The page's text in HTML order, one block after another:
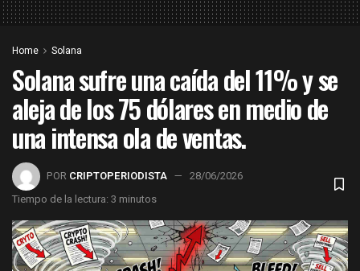
Home Solana
Solana sufre una caída del 11% y se
aleja de los 75 dólares en medio de
una intensa ola de ventas.
POR CRIPTOPERIODISTA
28/06/2026
Tiempo de la lectura: 3 minutos